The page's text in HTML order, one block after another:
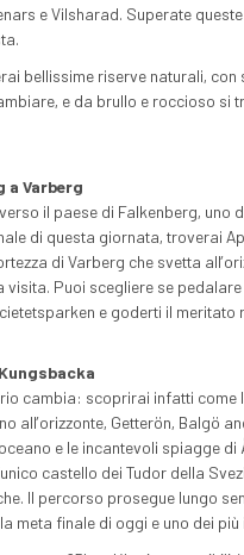
e Vilsharad. Superate
bellissime riserve naturali,
e da brullo e roccioso
a Varberg
il paese di Falkenberg, uno
di questa giornata, troverai
di Varberg che svetta
visita. Puoi scegliere se
e goderti il meritato
cambia: scoprirai infatti
all’orizzonte, Getterön, Balgö
e le incantevoli spiagge
castello dei Tudor della
Il percorso prosegue lungo
meta finale di oggi e uno dei